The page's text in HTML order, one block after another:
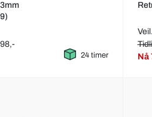
24 timer Nå